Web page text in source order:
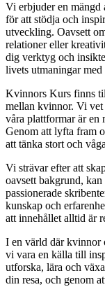
Vi erbjuder en mängd
för att stödja och
utveckling. Oavsett
relationer eller
dig verktyg och
livets utmaningar
Kvinnors Kurs finns
mellan kvinnor. Vi vet
våra plattformar är en
Genom att lyfta fram
att tänka stort och
Vi strävar efter att
oavsett bakgrund,
passionerade
kunskap och
att innehållet alltid är
I en värld där kvinnor
vi vara en källa till
utforska, lära och
din resa, och genom